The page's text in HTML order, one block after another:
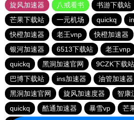
旋风加速器
八戒看书 书游下载站
芒果下载站
一元机场 quickq
快橙加速器
老王vnp 快橙加速器
银河加速器
6513下载站 老王vnp
quickq
黑洞加速官网 9CZK下载站
巴博下载站
ins加速器 油管加速器
黑洞加速官网
旋风加速度器
智康
quickq
酷通加速器 暴雪vp 芒